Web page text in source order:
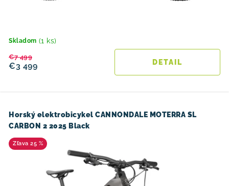
Skladom (1 ks)
€3 499
€7 499
DETAIL
Horský elektrobicykel CANNONDALE MOTERRA SL
CARBON 2 2025 Black
25 %